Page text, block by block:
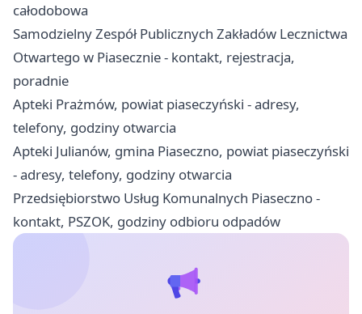
całodobowa
Samodzielny Zespół Publicznych Zakładów Lecznictwa
Otwartego w Piasecznie - kontakt, rejestracja,
poradnie
Apteki Prażmów, powiat piaseczyński - adresy,
telefony, godziny otwarcia
Apteki Julianów, gmina Piaseczno, powiat piaseczyński
- adresy, telefony, godziny otwarcia
Przedsiębiorstwo Usług Komunalnych Piaseczno -
kontakt, PSZOK, godziny odbioru odpadów